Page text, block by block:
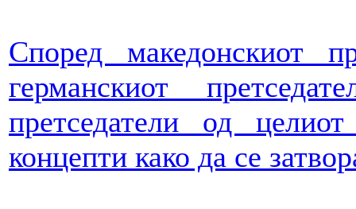
Според македонскиот
германскиот
претседатели од
концепти како да се